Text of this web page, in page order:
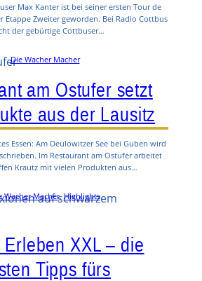
Max Kanter ist bei seiner ersten Tour de
Etappe Zweiter geworden. Bei Radio Cottbus
der gebürtige Cottbuser…
Die Wacher Macher
am Ostufer setzt
aus der Lausitz
Essen: Am Deulowitzer See bei Guben wird
Im Restaurant am Ostufer arbeitet
Krautz mit vielen Produkten aus…
Wacher Macher, Highlights
Erleben XXL – die
Tipps fürs